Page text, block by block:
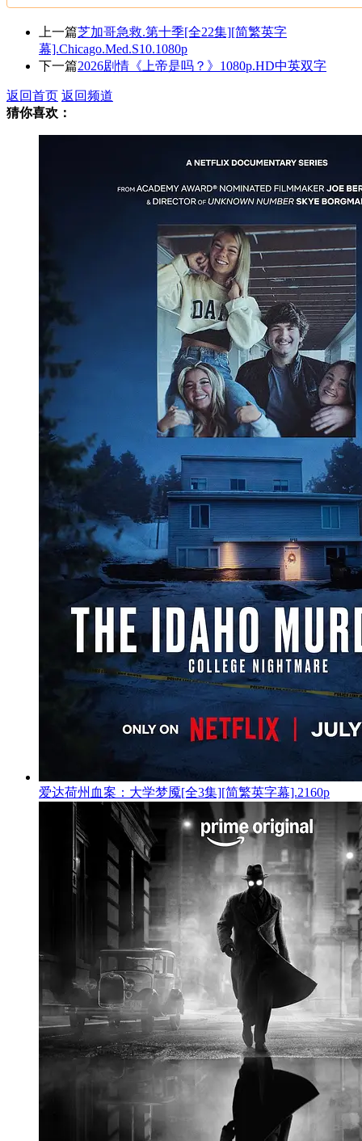
上一篇芝加哥急救.第十季[全22集][简繁英字
幕].Chicago.Med.S10.1080p
下一篇2026剧情《上帝是吗？》1080p.HD中英双字
返回首页 返回频道
猜你喜欢：
爱达荷州血案：大学梦魇[全3集][简繁英字幕].2160p